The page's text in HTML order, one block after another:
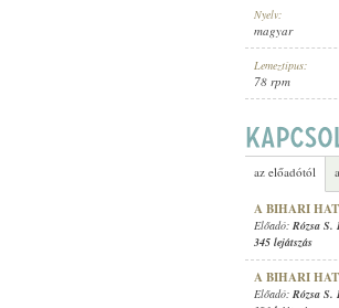
RÓZSA
Nyelv:
magyar
Lemeztípus:
78 rpm
az előadótól
A BIHARI
Előadó: Rózsa S.
345 lejátszás
A BIHARI
Előadó: Rózsa S.